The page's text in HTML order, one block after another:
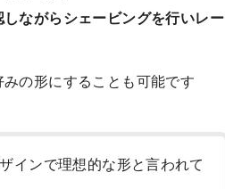
ながらシェービングを行いレー
の形にすることも可能です
インで理想的な形と言われて